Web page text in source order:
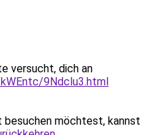
versucht, dich an
9Ndclu3.html
besuchen möchtest, kannst